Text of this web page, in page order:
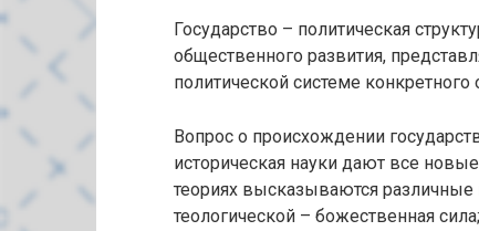
Государство – политическая
общественного развития,
политической системе конкретного
Вопрос о происхождении
историческая науки дают все
теориях высказываются
теологической – божественная